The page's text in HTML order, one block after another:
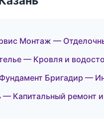
Монтаж —
— Кровля и
Бригадир —
Капитальный ремонт